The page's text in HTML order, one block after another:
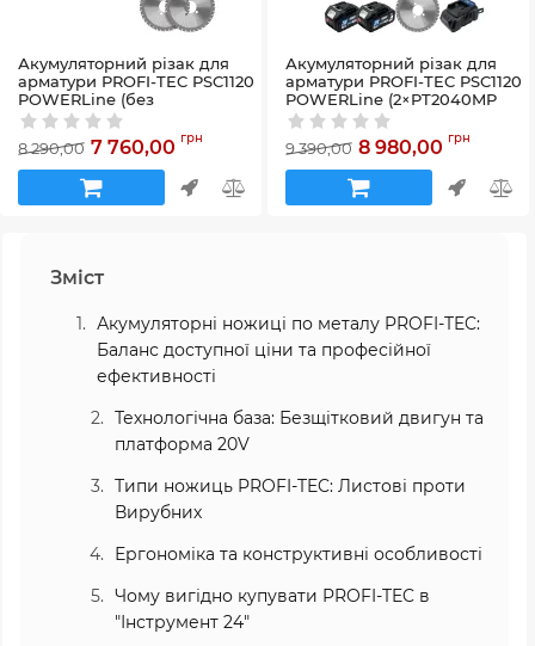
Акумуляторний різак для
арматури PROFI-TEC PSC1120
POWERLine (без
акумулятора та зарядного
пристрою)
Артикул:58_36002
8 290,00 7 760,00 грн
Акумуляторний різак для
арматури PROFI-TEC PSC1120
POWERLine (2×PT2040MP
(4.0Аг), зарядний пристрій)
58_29775
9 390,00 8 980,00 грн
Зміст
Акумуляторні ножиці по металу PROFI-TEC:
Баланс доступної ціни та професійної
ефективності
Технологічна база: Безщітковий двигун та
платформа 20V
Типи ножиць PROFI-TEC: Листові проти
Вирубних
Ергономіка та конструктивні особливості
Чому вигідно купувати PROFI-TEC в
"Інструмент 24"